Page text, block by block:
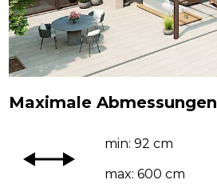
Maximale Abmessungen
min: 92 cm
max: 600 cm